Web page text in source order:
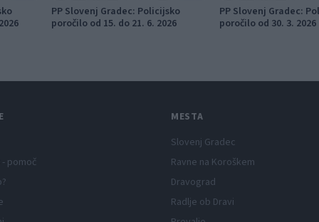
PP Slovenj Gradec: Policijsko
poročilo od 15. do 21. 6. 2026
PP Slovenj Gradec:
poročilo od 30. 3. 2026
pomoč
MESTA
Slovenj Gradec
Ravne na Koroškem
Dravograd
Radlje ob Dravi